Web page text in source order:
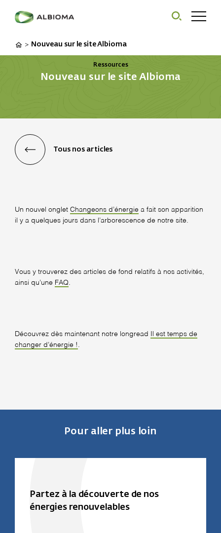
> Nouveau sur le site Albioma
Ressources
Nouveau sur le site Albioma
Tous nos articles
Un nouvel onglet Changeons d’énergie a fait son apparition
il y a quelques jours dans l’arborescence de notre site.
Vous y trouverez des articles de fond relatifs à nos activités,
ainsi qu’une FAQ.
Découvrez dès maintenant notre longread
Il est temps de
changer d’énergie ! .
Pour aller plus loin
Partez à la découverte de nos
énergies renouvelables